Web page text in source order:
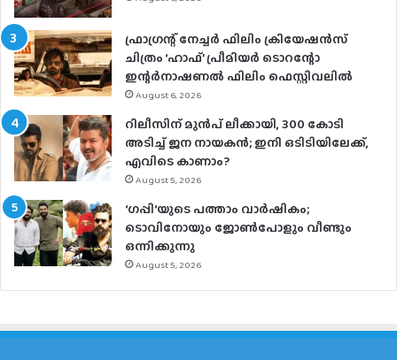
ഫ്രാഗ്രന്റ് നേച്ചര്‍ ഫിലിം ക്രിയേഷന്‍സ്
ചിത്രം ‘ഹാഫ്’ പ്രീമിയര്‍ ടൊറന്റോ
ഇന്റര്‍നാഷണല്‍ ഫിലിം ഫെസ്റ്റിവലില്‍
August 6, 2026
റിലീസിന് മുൻപ് ലീക്കായി, 300 കോടി
അടിച്ച് ജന നായകൻ; ഇനി ഒടിടിയിലേക്ക്,
എവിടെ കാണാം?
August 5, 2026
‘ഗപ്പി‘യുടെ പത്താം വാർഷികം;
ടൊവിനോയും ജോൺപോളും വീണ്ടും
ഒന്നിക്കുന്നു
August 5, 2026